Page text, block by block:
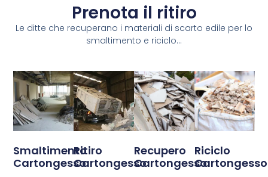
Prenota il ritiro
Le ditte che recuperano i materiali di scarto edile per lo
smaltimento e riciclo...
Smaltimento
Cartongesso
Ritiro
Cartongesso
Recupero
Cartongesso
Riciclo
Cartongesso